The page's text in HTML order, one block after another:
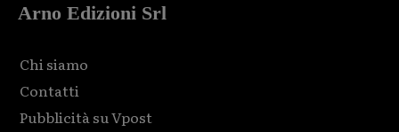
Arno Edizioni Srl
Chi siamo
Contatti
Pubblicità su Vpost